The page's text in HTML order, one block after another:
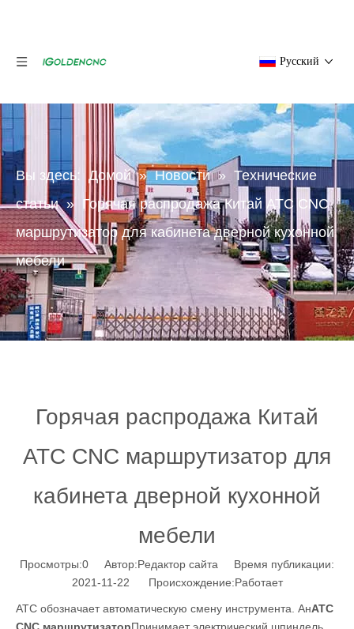
Pусский
Вы здесь: Домой » Новости » Технические
статьи » Горячая распродажа Китай ATC CNC
маршрутизатор для кабинета дверной кухонной
мебели
Горячая распродажа Китай
ATC CNC маршрутизатор для
кабинета дверной кухонной
мебели
Просмотры:0 Автор:Pедактор сайта Время публикации:
2021-11-22 Происхождение:Работает
ATC обозначает автоматическую смену инструмента. АнATC